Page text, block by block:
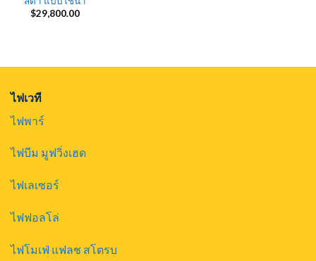
$29,800.00
ไฟเวที
ไฟพาร์
ไฟบีม มูฟวิ่งเฮด
ไฟเลเซอร์
ไฟฟอลโล่
ไฟโมเฟ่ แฟลช สโตรบ